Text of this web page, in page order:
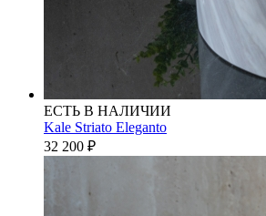
ЕСТЬ В НАЛИЧИИ
Kale Striato Eleganto
32 200 ₽